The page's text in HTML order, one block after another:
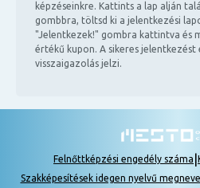
képzéseinkre. Kattints a lap alján
gombbra, töltsd ki a jelentkezési
"Jelentkezek!" gombra kattintva és
értékű kupon. A sikeres
visszaigazolás jelzi.
Felnőttképzési engedély száma
Szakképesítések idegen nyelvű